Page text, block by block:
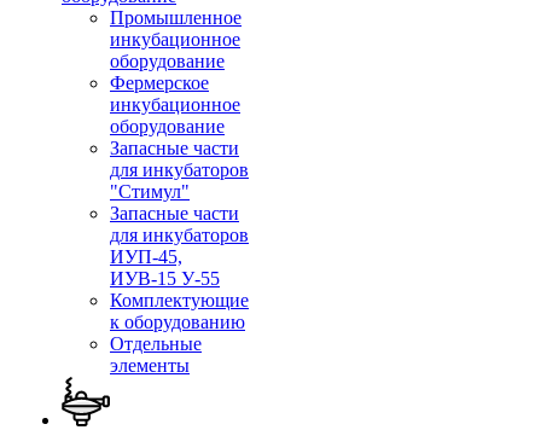
Промышленное
инкубационное
оборудование
Фермерское
инкубационное
оборудование
Запасные части
для инкубаторов
"Стимул"
Запасные части
для инкубаторов
ИУП-45,
ИУВ-15 У-55
Комплектующие
к оборудованию
Отдельные
элементы